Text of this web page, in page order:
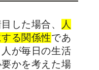
した場合、
人
る関係性であ
が毎日の生活
かを考えた場